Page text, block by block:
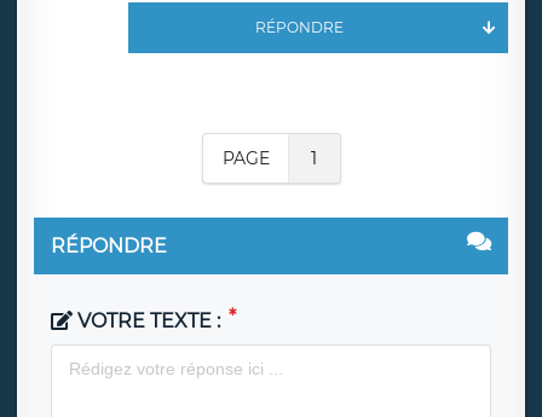
RÉPONDRE
PAGE 1
RÉPONDRE
VOTRE TEXTE :